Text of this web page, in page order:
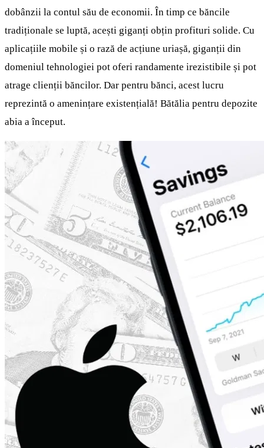
dobânzii la contul său de economii. În timp ce băncile
tradiționale se luptă, acești giganți obțin profituri solide. Cu
aplicațiile mobile și o rază de acțiune uriașă, giganții din
domeniul tehnologiei pot oferi randamente irezistibile și pot
atrage clienții băncilor. Dar pentru bănci, acest lucru
reprezintă o amenințare existențială! Bătălia pentru depozite
abia a început.